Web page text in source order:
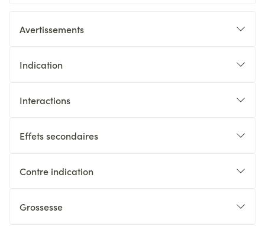
Avertissements
Indication
Interactions
Effets secondaires
Contre indication
Grossesse